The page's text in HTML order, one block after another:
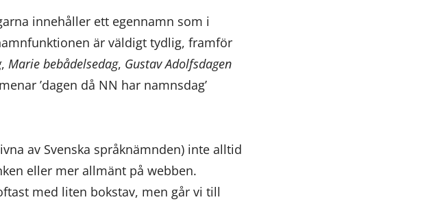
innehåller ett egennamn som i
är väldigt tydlig, framför
, Marie bebådelsedag, Gustav Adolfsdagen
’dagen då NN har namnsdag’
av Svenska språknämnden) inte alltid
eller mer allmänt på webben.
med liten bokstav, men går vi till